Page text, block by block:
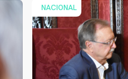
NACIONAL